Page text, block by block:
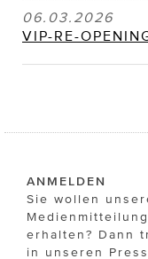
06.03.2026
VIP-RE-
ANMELDEN
Sie wollen
erhalten? Dann
in unseren